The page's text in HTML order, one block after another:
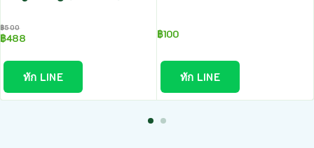
฿500
฿488
ทัก LINE
฿100
ทัก LINE